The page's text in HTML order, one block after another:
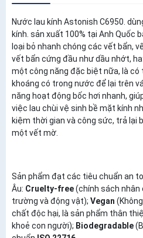
Nước lau kính Astonish C6950.
kính. sản xuất 100% tại Anh Quốc
loại bỏ nhanh chóng các vết bẩn,
vết bẩn cứng đầu như dầu nhớt,
một công năng đặc biệt nữa, là có
khoáng có trong nước để lại trên
năng hoạt động bốc hơi nhanh,
việc lau chùi vệ sinh bề mặt kính
kiệm thời gian và công sức, trả lại
một vết mờ.
Sản phẩm đạt các tiêu chuẩn an
Âu: Cruelty-free(chính sách nhân
trường và động vật); Vegan
chất độc hại, là sản phẩm thân
khoẻ con người); Biodegradable